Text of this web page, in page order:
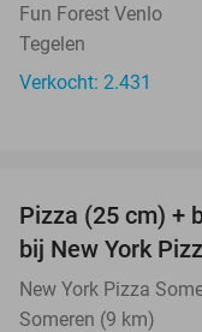
Fun Forest Venlo
Tegelen
Verkocht: 2.431
Pizza (25 cm) +
bij New York
New York Pizza
Someren (9 km)